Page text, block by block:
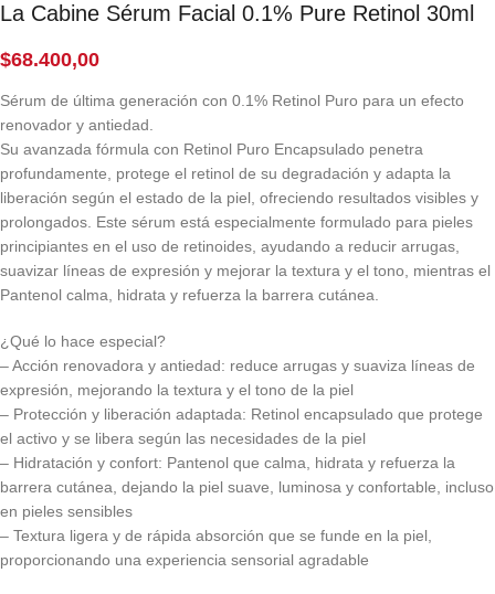
La Cabine Sérum Facial 0.1% Pure Retinol 30ml
$68.400,00
Sérum de última generación con 0.1% Retinol Puro para un efecto
renovador y antiedad.
Su avanzada fórmula con Retinol Puro Encapsulado penetra
profundamente, protege el retinol de su degradación y adapta la
liberación según el estado de la piel, ofreciendo resultados visibles y
prolongados. Este sérum está especialmente formulado para pieles
principiantes en el uso de retinoides, ayudando a reducir arrugas,
suavizar líneas de expresión y mejorar la textura y el tono, mientras el
Pantenol calma, hidrata y refuerza la barrera cutánea.
¿Qué lo hace especial?
– Acción renovadora y antiedad: reduce arrugas y suaviza líneas de
expresión, mejorando la textura y el tono de la piel
– Protección y liberación adaptada: Retinol encapsulado que protege
el activo y se libera según las necesidades de la piel
– Hidratación y confort: Pantenol que calma, hidrata y refuerza la
barrera cutánea, dejando la piel suave, luminosa y confortable, incluso
en pieles sensibles
– Textura ligera y de rápida absorción que se funde en la piel,
proporcionando una experiencia sensorial agradable